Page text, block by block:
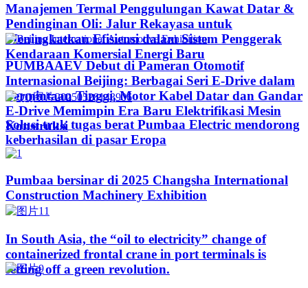
Manajemen Termal Penggulungan Kawat Datar &
Pendinginan Oli: Jalur Rekayasa untuk
Meningkatkan Efisiensi dalam Sistem Penggerak
Kendaraan Komersial Energi Baru
PUMBAAEV Debut di Pameran Otomotif
Internasional Beijing: Berbagai Seri E-Drive dalam
Permintaan Tinggi, Motor Kabel Datar dan Gandar
E-Drive Memimpin Era Baru Elektrifikasi Mesin
Konstruksi
Solusi truk tugas berat Pumbaa Electric mendorong
keberhasilan di pasar Eropa
Pumbaa bersinar di 2025 Changsha International
Construction Machinery Exhibition
In South Asia, the “oil to electricity” change of
containerized frontal crane in port terminals is
setting off a green revolution.